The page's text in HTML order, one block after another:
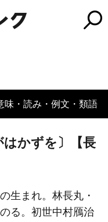
味・読み・例文・類語
はかずを〕【長
生まれ。林長丸・
る。初世中村鴈治